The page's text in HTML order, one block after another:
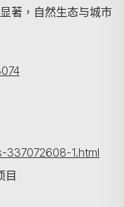
著，自然生态与城市
337072608-1.html
目